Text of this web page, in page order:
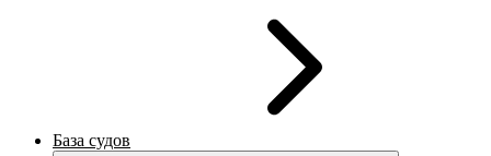
База судов